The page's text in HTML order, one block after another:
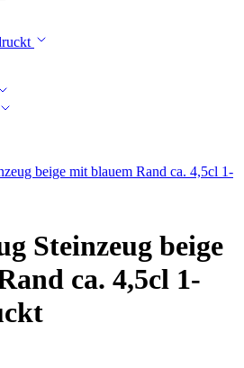
beige mit blauem Rand ca. 4,5cl 1-
Steinzeug beige
ca. 4,5cl 1-